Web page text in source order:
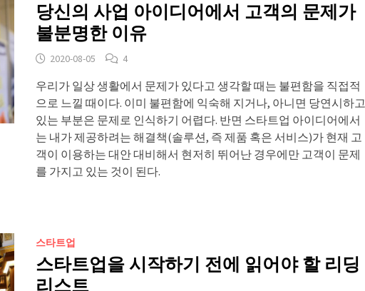
당신의 사업 아이디어에서 고객의 문제가
불분명한 이유
2020-08-05 4
우리가 일상 생활에서 문제가 있다고 생각할 때는 불편함을 직접적
으로 느낄 때이다. 이미 불편함에 익숙해 지거나, 아니면 당연시하고
있는 부분은 문제로 인식하기 어렵다. 반면 스타트업 아이디어에서
는 내가 제공하려는 해결책(솔루션, 즉 제품 혹은 서비스)가 현재 고
객이 이용하는 대안 대비해서 현저히 뛰어난 경우에만 고객이 문제
를 가지고 있는 것이 된다.
스타트업
스타트업을 시작하기 전에 읽어야 할 리딩
리스트